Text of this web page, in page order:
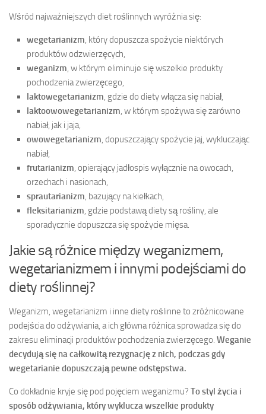
Wśród najważniejszych diet roślinnych wyróżnia się:
wegetarianizm, który dopuszcza spożycie niektórych
produktów odzwierzęcych,
weganizm, w którym eliminuje się wszelkie produkty
pochodzenia zwierzęcego,
laktowegetarianizm, gdzie do diety włącza się nabiał,
laktoowowegetarianizm, w którym spożywa się zarówno
nabiał, jak i jaja,
owowegetarianizm, dopuszczający spożycie jaj, wykluczając
nabiał,
frutarianizm, opierający jadłospis wyłącznie na owocach,
orzechach i nasionach,
sprautarianizm, bazujący na kiełkach,
fleksitarianizm, gdzie podstawą diety są rośliny, ale
sporadycznie dopuszcza się spożycie mięsa.
Jakie są różnice między weganizmem,
wegetarianizmem i innymi podejściami do
diety roślinnej?
Weganizm, wegetarianizm i inne diety roślinne to zróżnicowane
podejścia do odżywiania, a ich główna różnica sprowadza się do
zakresu eliminacji produktów pochodzenia zwierzęcego. Weganie
decydują się na całkowitą rezygnację z nich, podczas gdy
wegetarianie dopuszczają pewne odstępstwa.
Co dokładnie kryje się pod pojęciem weganizmu? To styl życia i
sposób odżywiania, który wyklucza wszelkie produkty